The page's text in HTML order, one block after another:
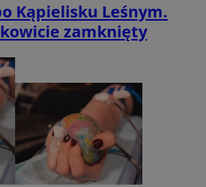
Kąpielisku Leśnym.
zamknięty